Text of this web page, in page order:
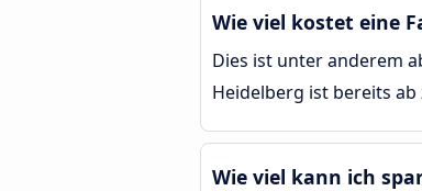
Wie viel kostet eine
Dies ist unter anderem
Heidelberg ist bereits
Wie viel kann ich